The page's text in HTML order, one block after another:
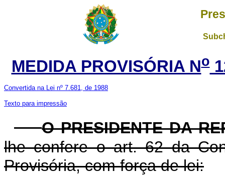
MEDIDA PROVISÓRIA No
Convertida na Lei nº 7.681, de 1988
Texto para impressão
O PRESIDENTE DA
lhe confere o art. 62 da
Provisória, com força de lei: